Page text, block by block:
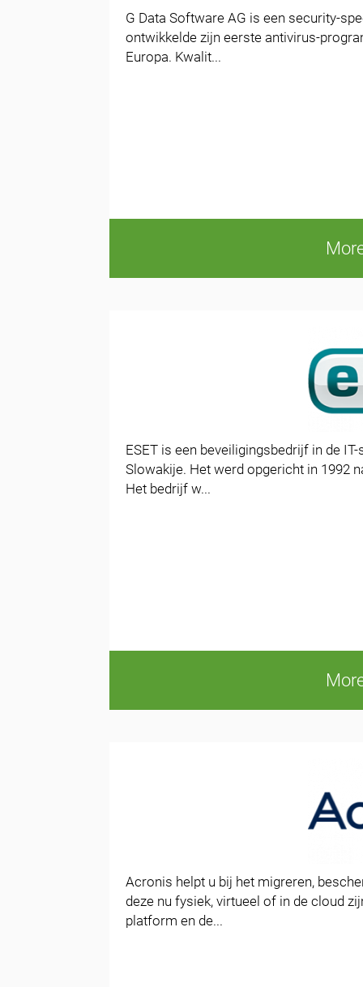
G Data Software AG is een security-
ontwikkelde zijn eerste antivirus-
Europa. Kwalit...
ESET is een beveiligingsbedrijf in de
Slowakije. Het werd opgericht in 1992
Het bedrijf w...
Acronis helpt u bij het migreren,
deze nu fysiek, virtueel of in de cloud
platform en de...